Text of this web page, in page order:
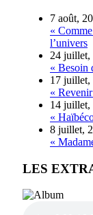
7 août,
«
l’univers
24 juillet,
« Besoin
17 juillet,
«
14 juillet,
«
8 juillet,
«
LES